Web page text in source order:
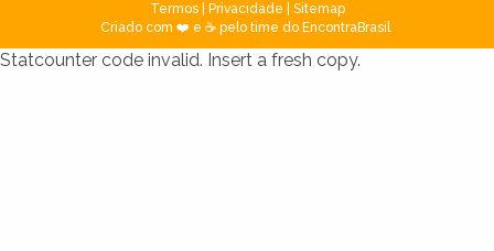
Termos| Privacidade
Sitemap
Criado com ❤️ e ☕ pelo time do EncontraBrasil
Statcounter code invalid. Insert a fresh copy.